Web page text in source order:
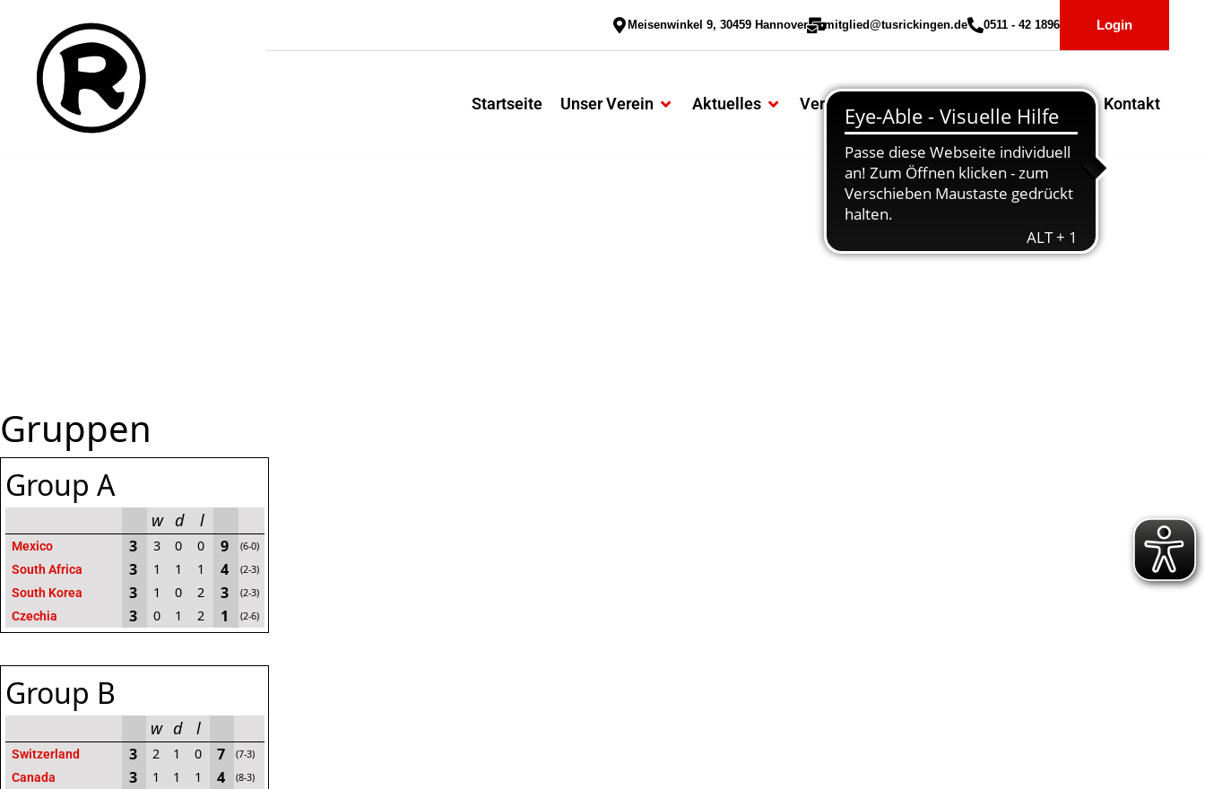
Meisenwinkel 9, 30459 Hannover mitglied@tusrickingen.de 0511 - 42 1896 Login
Startseite Unser Verein Aktuelles Vereinssport Kontakt
Gruppen
Group A
w d l
Mexico 3 3 0 0 9 (6-0)
South Africa 3 1 1 1 4 (2-3)
South Korea 3 1 0 2 3 (2-3)
Czechia 3 0 1 2 1 (2-6)
Group B
w d l
Switzerland 3 2 1 0 7 (7-3)
Canada 3 1 1 1 4 (8-3)